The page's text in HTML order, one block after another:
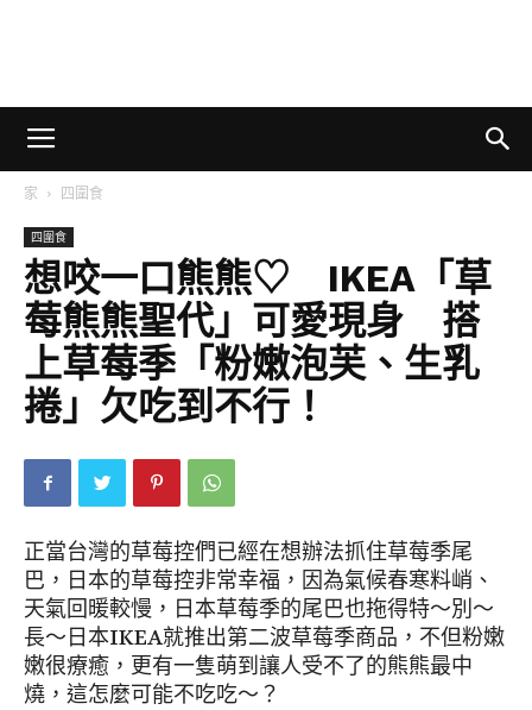
家 四圍食
四圍食
想咬一口熊熊♡ IKEA「草
莓熊熊聖代」可愛現身 搭
上草莓季「粉嫩泡芙、生乳
捲」欠吃到不行！
正當台灣的草莓控們已經在想辦法抓住草莓季尾
巴，日本的草莓控非常幸福，因為氣候春寒料峭、
天氣回暖較慢，日本草莓季的尾巴也拖得特～別～
長～日本IKEA就推出第二波草莓季商品，不但粉嫩
嫩很療癒，更有一隻萌到讓人受不了的熊熊最中
燒，這怎麼可能不吃吃～？